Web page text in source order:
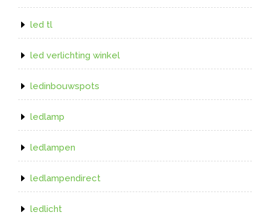
led tl
led verlichting winkel
ledinbouwspots
ledlamp
ledlampen
ledlampendirect
ledlicht